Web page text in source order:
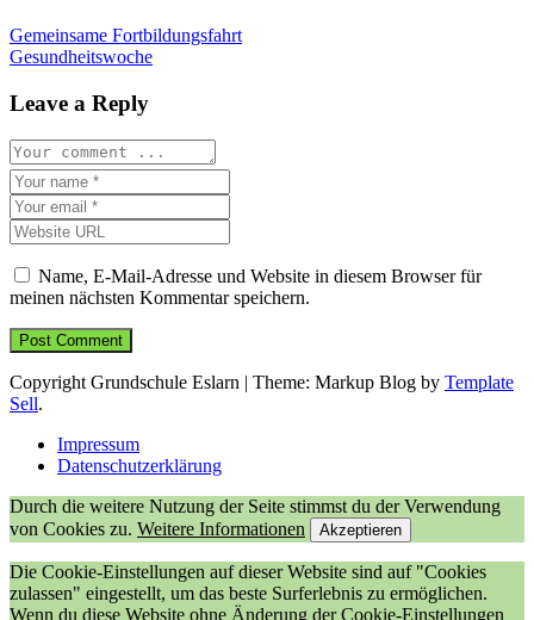
Beitragsnavigation
Gemeinsame Fortbildungsfahrt
Gesundheitswoche
Leave a Reply
Name, E-Mail-Adresse und Website in diesem Browser für
meinen nächsten Kommentar speichern.
Copyright Grundschule Eslarn | Theme: Markup Blog by Template
Sell.
Impressum
Datenschutzerklärung
Durch die weitere Nutzung der Seite stimmst du der Verwendung
von Cookies zu. Weitere Informationen Akzeptieren
Die Cookie-Einstellungen auf dieser Website sind auf "Cookies
zulassen" eingestellt, um das beste Surferlebnis zu ermöglichen.
Wenn du diese Website ohne Änderung der Cookie-Einstellungen